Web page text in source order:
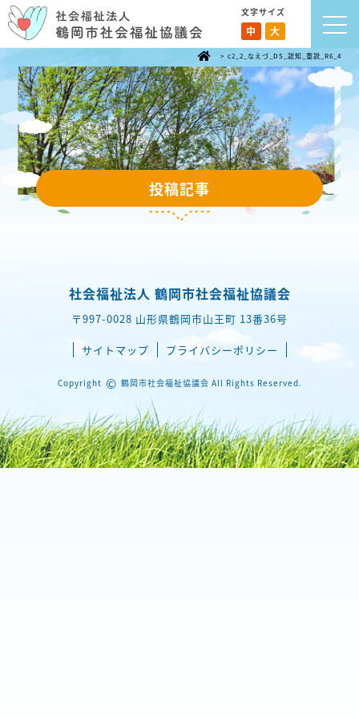
文字サイズ
中 大
> c2_2_なえづ_DS_認知_重説_R6_4
投稿記事
社会福祉法人 鶴岡市社会福祉協議会
〒997-0028 山形県鶴岡市山王町 13番36号
サイトマップ プライバシーポリシー
Copyright © 鶴岡市社会福祉協議会 All Rights Reserved.